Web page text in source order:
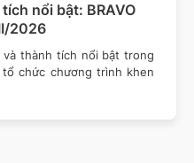
nổi bật: BRAVO
2026
thành tích nổi bật trong
tổ chức chương trình khen